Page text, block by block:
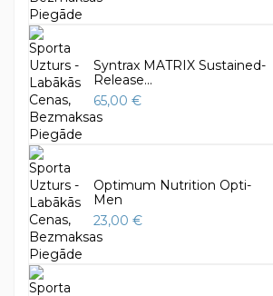
Syntrax MATRIX Sustained-
Release...
65,00 €
Optimum Nutrition Opti-
Men
23,00 €